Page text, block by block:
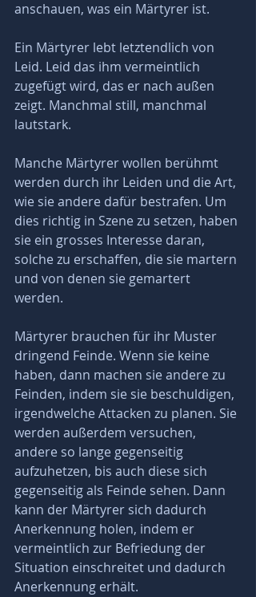
anschauen, was ein Märtyrer ist.
Ein Märtyrer lebt letztendlich von
Leid. Leid das ihm vermeintlich
zugefügt wird, das er nach außen
zeigt. Manchmal still, manchmal
lautstark.
Manche Märtyrer wollen berühmt
werden durch ihr Leiden und die Art,
wie sie andere dafür bestrafen. Um
dies richtig in Szene zu setzen, haben
sie ein grosses Interesse daran,
solche zu erschaffen, die sie martern
und von denen sie gemartert
werden.
Märtyrer brauchen für ihr Muster
dringend Feinde. Wenn sie keine
haben, dann machen sie andere zu
Feinden, indem sie sie beschuldigen,
irgendwelche Attacken zu planen. Sie
werden außerdem versuchen,
andere so lange gegenseitig
aufzuhetzen, bis auch diese sich
gegenseitig als Feinde sehen. Dann
kann der Märtyrer sich dadurch
Anerkennung holen, indem er
vermeintlich zur Befriedung der
Situation einschreitet und dadurch
Anerkennung erhält.